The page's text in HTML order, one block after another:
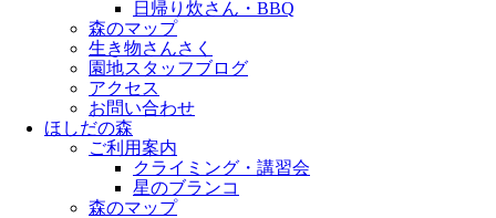
日帰り炊さん・BBQ
森のマップ
生き物さんさく
園地スタッフブログ
アクセス
お問い合わせ
ほしだの森
ご利用案内
クライミング・講習会
星のブランコ
森のマップ